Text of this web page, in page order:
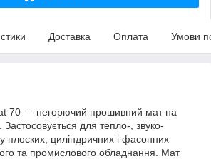
Доставка Оплата Умови
70 — негорючий прошивний мат на
Застосовується для тепло-, звуко-
плоских, циліндричних і фасонних
та промислового обладнання. Мат